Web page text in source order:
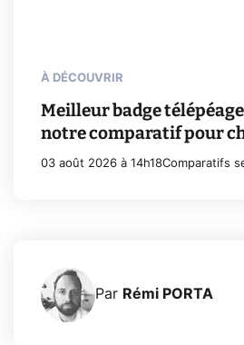
À DÉCOUVRIR
Meilleur badge
notre comparatif pour
03 août 2026 à 14h18Comparatifs
Par Rémi PORTA